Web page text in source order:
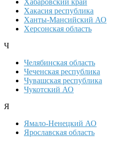
Хабаровский край
Хакасия республика
Ханты-Мансийский АО
Херсонская область
Ч
Челябинская область
Чеченская республика
Чувашская республика
Чукотский АО
Я
Ямало-Ненецкий АО
Ярославская область